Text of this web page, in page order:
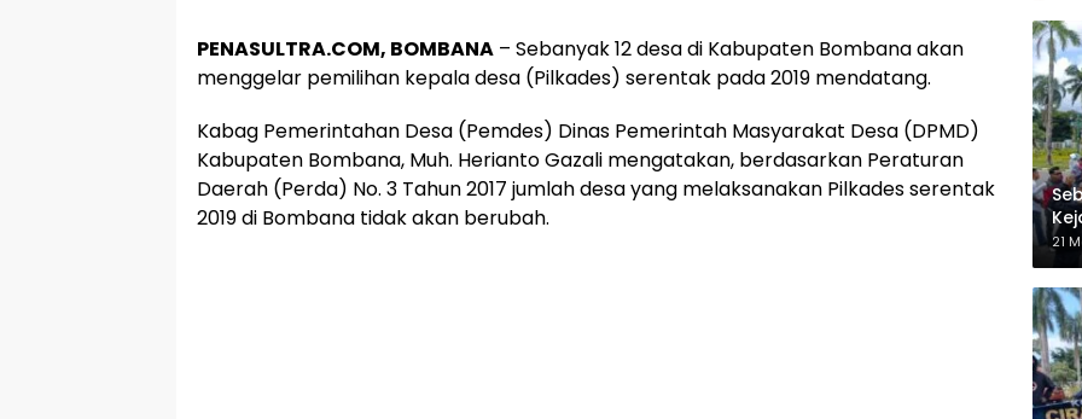
PENASULTRA.COM, BOMBANA – Sebanyak 12 desa di Kabupaten Bombana akan
menggelar pemilihan kepala desa (Pilkades) serentak pada 2019 mendatang.
Kabag Pemerintahan Desa (Pemdes) Dinas Pemerintah Masyarakat Desa (DPMD)
Kabupaten Bombana, Muh. Herianto Gazali mengatakan, berdasarkan Peraturan
Daerah (Perda) No. 3 Tahun 2017 jumlah desa yang melaksanakan Pilkades serentak
2019 di Bombana tidak akan berubah.
21